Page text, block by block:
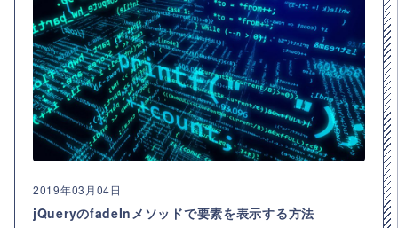
2019年03月04日
jQueryのfadeInメソッドで要素を表示する方法